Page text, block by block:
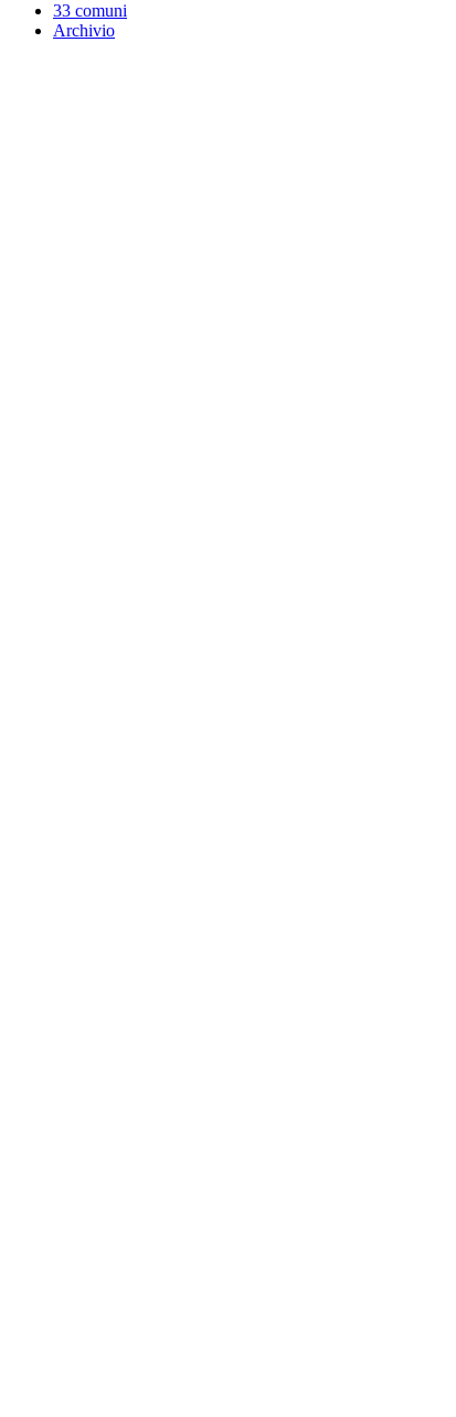
33 comuni
Archivio